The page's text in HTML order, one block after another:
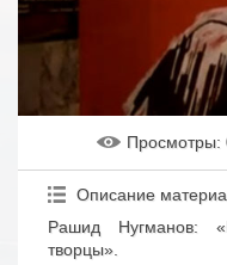
Просмотры:
Описание
Рашид Нугманов:
творцы».